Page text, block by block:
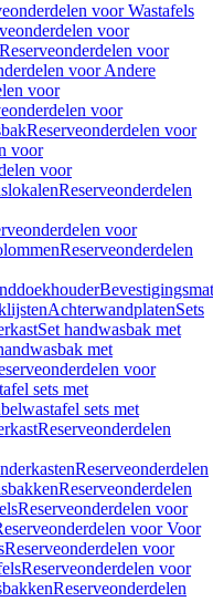
voor Wastafels
voor
Reserveonderdelen voor
voor Andere
voor
voor
Reserveonderdelen voor
voor
voor
Reserveonderdelen
voor
Reserveonderdelen
AchterwandplatenSets
Set handwasbak met
met
voor
sets met
sets met
Reserveonderdelen
Reserveonderdelen
Reserveonderdelen
Reserveonderdelen voor
voor Voor
Reserveonderdelen voor
Reserveonderdelen voor
Reserveonderdelen